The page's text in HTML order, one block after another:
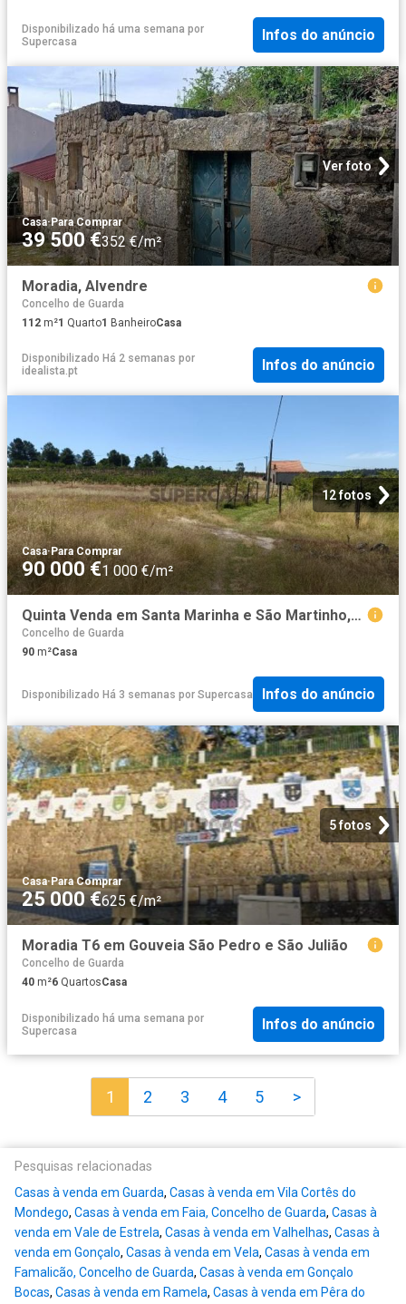
Disponibilizado há uma semana por
Supercasa
Infos do anúncio
Ver foto
Casa·Para Comprar
39 500 €352 €/m²
Moradia, Alvendre
Concelho de Guarda
112 m²1 Quarto1 BanheiroCasa
Disponibilizado Há 2 semanas por
idealista.pt
Infos do anúncio
12 fotos
Casa·Para Comprar
90 000 €1 000 €/m²
Quinta Venda em Santa Marinha e São Martinho,Seia
Concelho de Guarda
90 m²Casa
Disponibilizado Há 3 semanas por Supercasa Infos do anúncio
5 fotos
Casa·Para Comprar
25 000 €625 €/m²
Moradia T6 em Gouveia São Pedro e São Julião
Concelho de Guarda
40 m²6 QuartosCasa
Disponibilizado há uma semana por
Supercasa
Infos do anúncio
1 2 3 4 5 >
Pesquisas relacionadas
Casas à venda em Guarda, Casas à venda em Vila Cortês do
Mondego, Casas à venda em Faia, Concelho de Guarda, Casas à
venda em Vale de Estrela, Casas à venda em Valhelhas, Casas à
venda em Gonçalo, Casas à venda em Vela, Casas à venda em
Famalicão, Concelho de Guarda, Casas à venda em Gonçalo
Bocas, Casas à venda em Ramela, Casas à venda em Pêra do